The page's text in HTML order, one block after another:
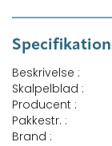
Beskrivelse :
Skalpelblad :
Producent :
Pakkestr. :
Brand :